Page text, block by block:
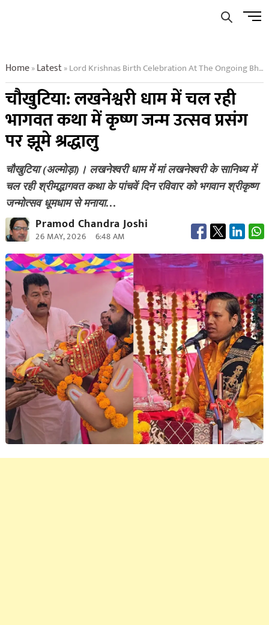
Menu
Home»Latest»Lord Krishnas Birth Celebration At The Ongoing Bhagavat Katha
चौखुटिया: लखनेश्वरी धाम में चल रही
भागवत कथा में कृष्ण जन्म उत्सव प्रसंग
पर झूमे श्रद्धालु
चौखुटिया (अल्मोड़ा)। लखनेश्वरी धाम में मां लखनेश्वरी के सानिध्य में
चल रही श्रीमद्भागवत कथा के पांचवें दिन रविवार को भगवान श्रीकृष्ण
जन्मोत्सव धूमधाम से मनाया…
Pramod Chandra Joshi
26 MAY, 2026 6:48 AM